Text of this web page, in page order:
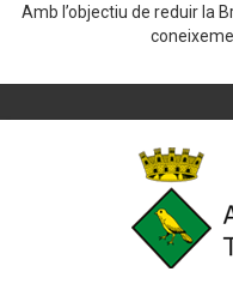
Amb l’objectiu de reduir la